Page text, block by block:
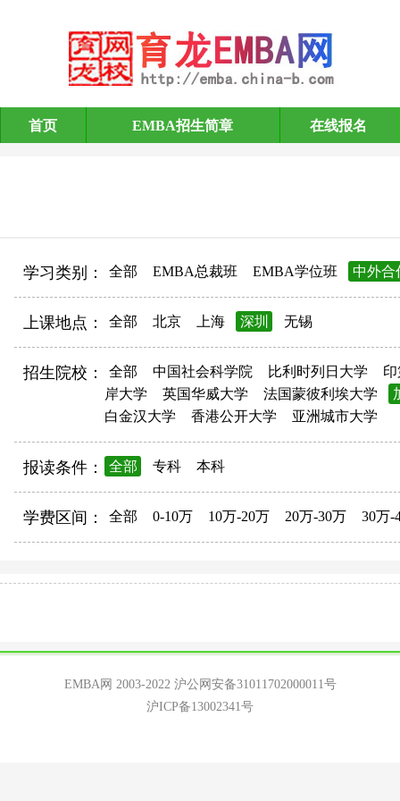
EMBA招生简章
首页 EMBA招生简章 在线报名
学习类别： 全部 EMBA总裁班 EMBA学位班 中外合
上课地点： 全部 北京 上海 深圳 无锡
招生院校： 全部 中国社会科学院 比利时列日大学
岸大学
英国华威大学 法国蒙彼利埃大学
白金汉大学
香港公开大学 亚洲城市大学
报读条件： 全部 专科 本科
学费区间： 全部 0-10万 10万-20万 20万-30万 30万-
EMBA网 2003-2022 沪公网安备31011702000011号
沪ICP备13002341号